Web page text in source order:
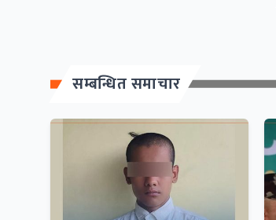
सम्बन्धित समाचार